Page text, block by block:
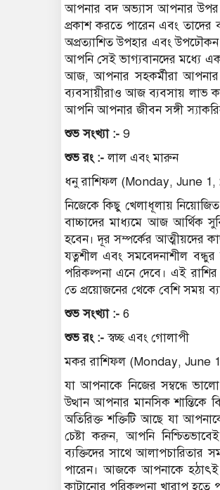
আপনার বদ অভ্যাস আপনার উপর
প্রকাশ করতে পারেন এবং তাদের
অপ্রত্যাশিত উপহার এবং উপঢৌকন
আপনি সেই ভাগ্যবানদের মধ্যে
আজ, আপনার সহকর্মীরা আপনার
ব্যবসায়ীরাও আজ ব্যবসায় লাভ
আপনি আপনার জীবন সঙ্গী
শুভ সংখ্যা :- 9
শুভ রং :-লাল এবং মারুন
ধনু রাশিফল (Monday, June 1,
নিজেকে কিছু খেলাধূলায়
বাচ্চাদের মাধ্যমে আজ আর্থিক
হবেন। দূর সম্পর্কের আত্মীয়দের
যত্নশীল এবং সমবেদনাশীল বন্ধুর
পরিকল্পনা এনে দেবে। এই
তে প্রয়োজনের থেকে বেশি সময়
শুভ সংখ্যা :- 6
শুভ রং :-স্বচ্ছ এবং গোলাপী
মকর রাশিফল (Monday, June
যা আপনাকে নিজের সম্বন্ধে
উত্থান আপনার মানসিক
অতিরিক্ত শক্তিটি আছে যা
চেষ্টা করুন, আপনি
ব্যক্তিদের সাথে
পারেন। আজকে আপনাকে হঠাৎই
কাটানোর পরিকল্পনা খারাপ হতে